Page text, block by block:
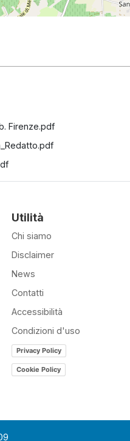
Firenze.pdf
Utilità
Chi siamo
Disclaimer
News
Contatti
Accessibilità
Condizioni d'uso
Privacy Policy
Cookie Policy